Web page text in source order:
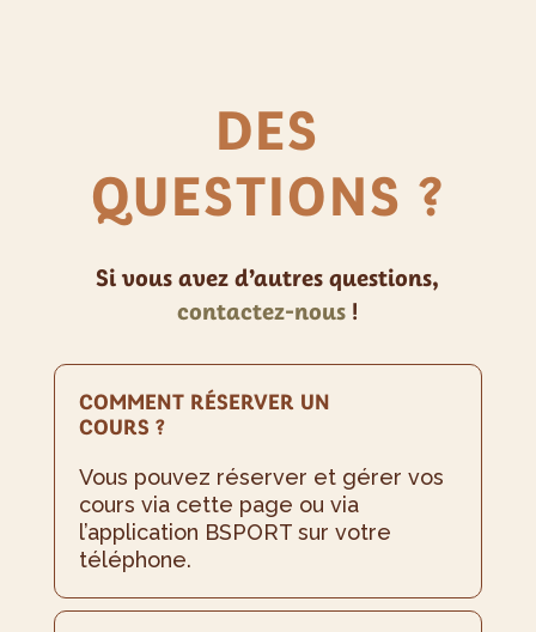
DES
QUESTIONS ?
Si vous avez d’autres questions,
contactez-nous !
COMMENT RÉSERVER UN
COURS ?
Vous pouvez réserver et gérer vos
cours via cette page ou via
l’application BSPORT sur votre
téléphone.